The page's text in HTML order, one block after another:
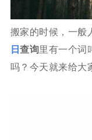
搬家的时候，一般
日查询里有一个词
吗？今天就来给大